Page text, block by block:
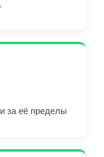
за её пределы